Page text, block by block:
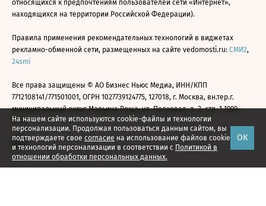
На нашем сайте используются cookie-файлы и технологии
персонализации. Продолжая пользоваться данным сайтом, вы
подтверждаете свое согласие на использование файлов cookie
и технологий персонализации в соответствии с Политикой в
отношении обработки персональных данных.
ОК
относящихся к предпочтениям пользователей сети «Интернет»,
находящихся на территории Российской Федерации).
Правила применения рекомендательных технологий в виджетах
рекламно-обменной сети, размещенных на сайте vedomosti.ru: СМИ2,
24smi
Все права защищены © АО Бизнес Ньюс Медиа, ИНН/КПП
7712108141/771501001, ОГРН 1027739124775, 127018, г. Москва, вн.тер.г.
муниципальный округ Марьина Роща, ул. Полковая, д. 3, стр. 1 1999—
2026